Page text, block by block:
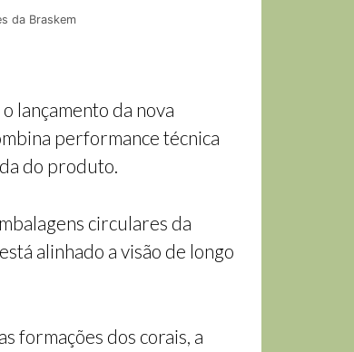
da Braskem
lançamento da nova
performance técnica
do produto.
circulares da
alinhado a visão de longo
formações dos corais, a